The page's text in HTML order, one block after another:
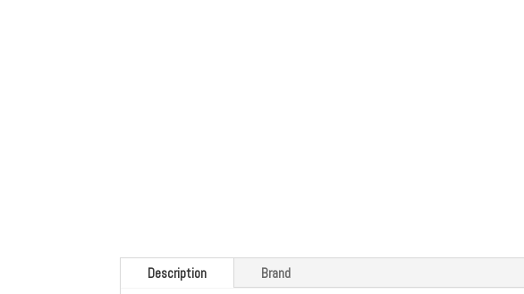
Description Brand